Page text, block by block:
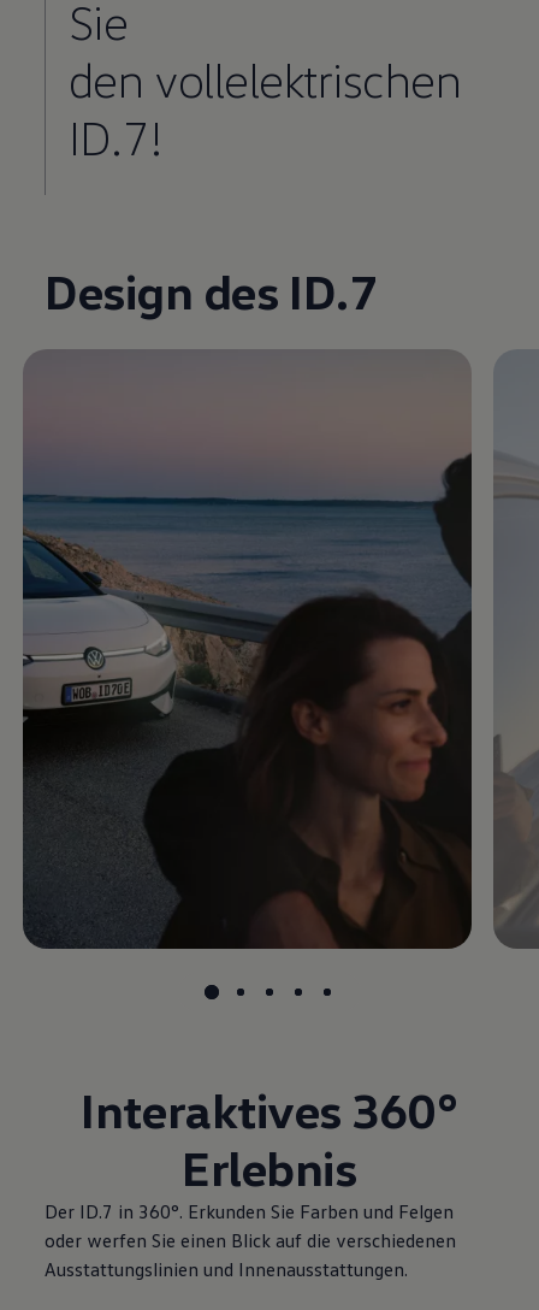
Sie
den vollelektrischen
ID.7!
Enable fullscreen mode
Design des ID.7
Interaktives 360°
Erlebnis
Der ID.7 in 360°. Erkunden Sie Farben und Felgen
oder werfen Sie einen Blick auf die verschiedenen
Ausstattungslinien und Innenausstattungen.